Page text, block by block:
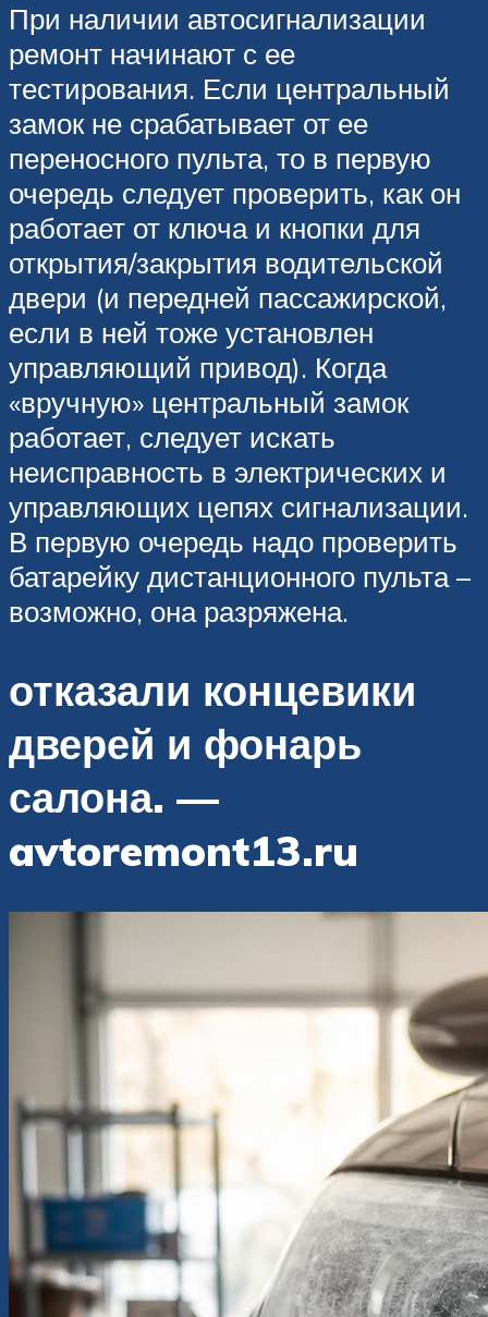
При наличии автосигнализации
ремонт начинают с ее
тестирования. Если центральный
замок не срабатывает от ее
переносного пульта, то в первую
очередь следует проверить, как он
работает от ключа и кнопки для
открытия/закрытия водительской
двери (и передней пассажирской,
если в ней тоже установлен
управляющий привод). Когда
«вручную» центральный замок
работает, следует искать
неисправность в электрических и
управляющих цепях сигнализации.
В первую очередь надо проверить
батарейку дистанционного пульта –
возможно, она разряжена.
отказали концевики
дверей и фонарь
салона. —
avtoremont13.ru